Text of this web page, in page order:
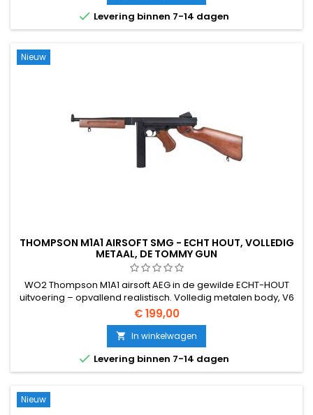
 Levering binnen 7-14 dagen
Nieuw
THOMPSON M1A1 AIRSOFT SMG - ECHT HOUT, VOLLEDIG
METAAL, DE TOMMY GUN
WO2 Thompson M1A1 airsoft AEG in de gewilde ECHT-HOUT
uitvoering – opvallend realistisch. Volledig metalen body, V6
gearbox, 450-schots magazijn, verstelbare hop-up, semi &
full-auto. 805 mm, 3225 g.
€ 199,00
 In winkelwagen
 Levering binnen 7-14 dagen
Nieuw